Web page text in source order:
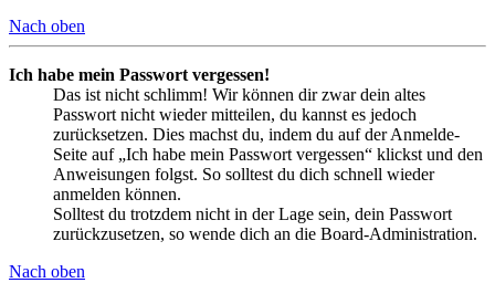
Nach oben
Ich habe mein Passwort vergessen!
Das ist nicht schlimm! Wir können dir zwar dein altes
Passwort nicht wieder mitteilen, du kannst es jedoch
zurücksetzen. Dies machst du, indem du auf der Anmelde-
Seite auf „Ich habe mein Passwort vergessen“ klickst und den
Anweisungen folgst. So solltest du dich schnell wieder
anmelden können.
Solltest du trotzdem nicht in der Lage sein, dein Passwort
zurückzusetzen, so wende dich an die Board-Administration.
Nach oben